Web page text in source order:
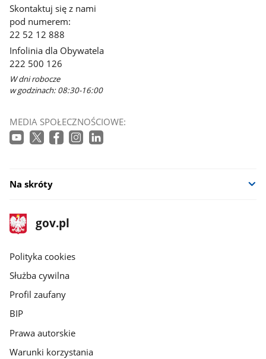
Skontaktuj się z nami
pod numerem:
22 52 12 888
Infolinia dla Obywatela
222 500 126
W dni robocze
w godzinach: 08:30-16:00
MEDIA SPOŁECZNOŚCIOWE:
Na skróty
stopka
gov.pl
Strona
gov.pl
gov.pl
Polityka cookies
Służba cywilna
Profil zaufany
BIP
Prawa autorskie
Warunki korzystania